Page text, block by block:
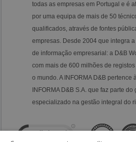
todas as empresas em Portugal e é
por uma equipa de mais de 50
qualificados, através de fontes
empresas. Desde 2004 que integra
de informação empresarial: a D&B
com mais de 600 milhões de
o mundo. A INFORMA D&B pertence
INFORMA D&B S.A. que faz parte
especializado na gestão integral do